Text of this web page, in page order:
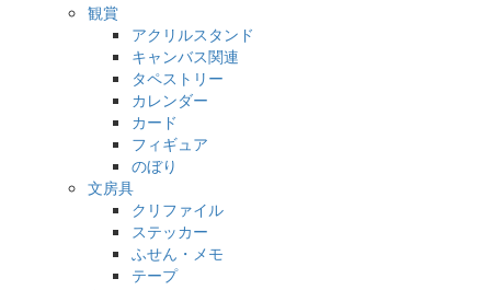
観賞
アクリルスタンド
キャンバス関連
タペストリー
カレンダー
カード
フィギュア
のぼり
文房具
クリファイル
ステッカー
ふせん・メモ
テープ